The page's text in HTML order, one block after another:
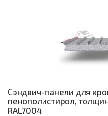
Сэндвич-панели для
пенополистирол,
RAL7004